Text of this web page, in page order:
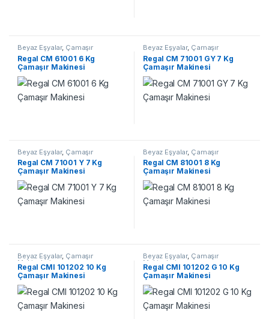
Beyaz Eşyalar, Çamaşır
Makineleri
Regal CM 61001 6 Kg
Çamaşır Makinesi
Beyaz Eşyalar, Çamaşır
Makineleri
Regal CM 71001 GY 7 Kg
Çamaşır Makinesi
Beyaz Eşyalar, Çamaşır
Makineleri
Regal CM 71001 Y 7 Kg
Çamaşır Makinesi
Beyaz Eşyalar, Çamaşır
Makineleri
Regal CM 81001 8 Kg
Çamaşır Makinesi
Beyaz Eşyalar, Çamaşır
Makineleri
Regal CMI 101202 10 Kg
Çamaşır Makinesi
Beyaz Eşyalar, Çamaşır
Makineleri
Regal CMI 101202 G 10 Kg
Çamaşır Makinesi